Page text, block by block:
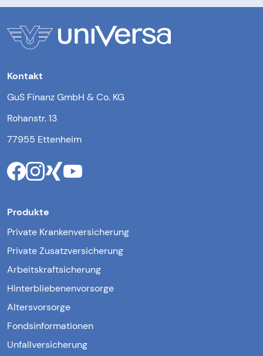
Kontakt
GuS Finanz GmbH & Co. KG
Rohanstr. 13
77955 Ettenheim
Produkte
Private Krankenversicherung
Private Zusatzversicherung
Arbeitskraftsicherung
Hinterbliebenenvorsorge
Altersvorsorge
Fondsinformationen
Unfallversicherung